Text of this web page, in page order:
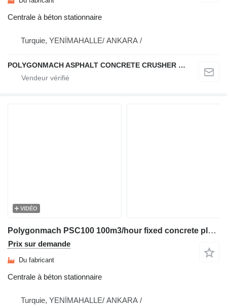
Centrale à béton stationnaire
Turquie, YENİMAHALLE/ ANKARA /
POLYGONMACH ASPHALT CONCRETE CRUSHER SYSTEMS
VIDÉO
Polygonmach PSC100 100m3/hour fixed concrete plant
Prix sur demande
Du fabricant
Centrale à béton stationnaire
Turquie, YENİMAHALLE/ ANKARA /